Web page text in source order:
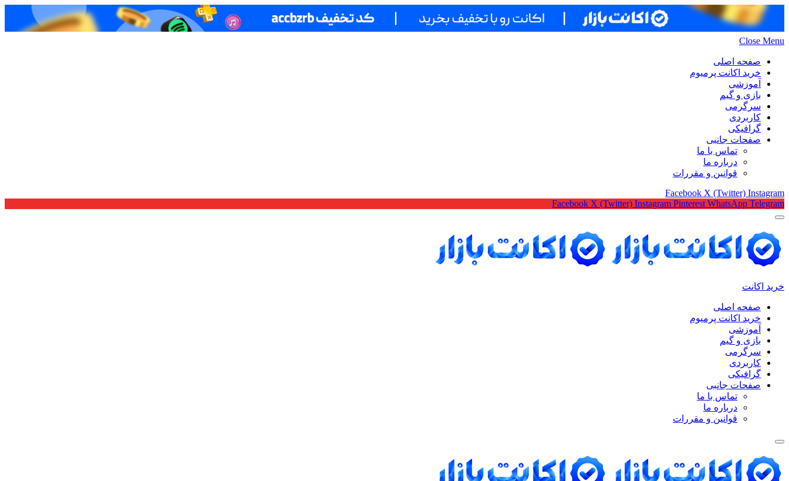
Close Menu
صفحه اصلی
خرید اکانت پرمیوم
آموزشی
بازی و گیم
سرگرمی
کاربردی
گرافیکی
صفحات جانبی
تماس با ما
درباره ما
قوانین و مقررات
Facebook X (Twitter) Instagram
Facebook X (Twitter) Instagram Pinterest WhatsApp Telegram
خرید اکانت
صفحه اصلی
خرید اکانت پرمیوم
آموزشی
بازی و گیم
سرگرمی
کاربردی
گرافیکی
صفحات جانبی
تماس با ما
درباره ما
قوانین و مقررات